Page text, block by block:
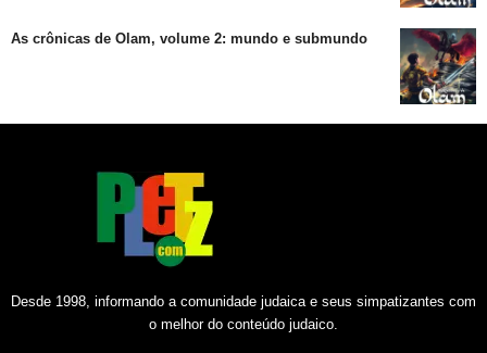
As crônicas de Olam, volume 2: mundo e submundo
Desde 1998, informando a comunidade judaica e seus simpatizantes com
o melhor do conteúdo judaico.